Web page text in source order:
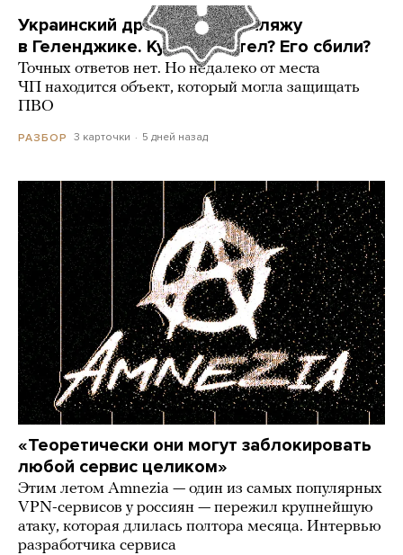
Украинский дрон попал по пляжу
в Геленджике. Куда он летел? Его сбили?
Точных ответов нет. Но недалеко от места
ЧП находится объект, который могла защищать
ПВО
РАЗБОР 3 карточки 5 дней назад
«Теоретически они могут заблокировать
любой сервис целиком»
Этим летом Amnezia — один из самых популярных
VPN-сервисов у россиян — пережил крупнейшую
атаку, которая длилась полтора месяца. Интервью
разработчика сервиса